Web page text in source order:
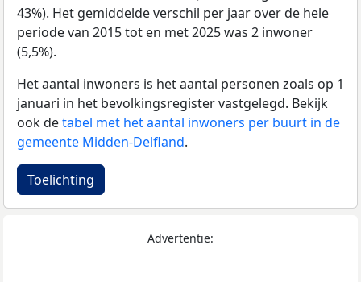
43%). Het gemiddelde verschil per jaar over de hele
periode van 2015 tot en met 2025 was 2 inwoner
(5,5%).
Het aantal inwoners is het aantal personen zoals op 1
januari in het bevolkingsregister vastgelegd. Bekijk
ook detabel met het aantal inwoners per buurt in de
gemeente Midden-Delfland.
Toelichting
Advertentie: